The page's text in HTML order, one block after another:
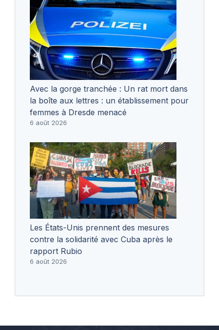
Avec la gorge tranchée : Un rat mort dans
la boîte aux lettres : un établissement pour
femmes à Dresde menacé
6 août 2026
Les États-Unis prennent des mesures
contre la solidarité avec Cuba après le
rapport Rubio
6 août 2026